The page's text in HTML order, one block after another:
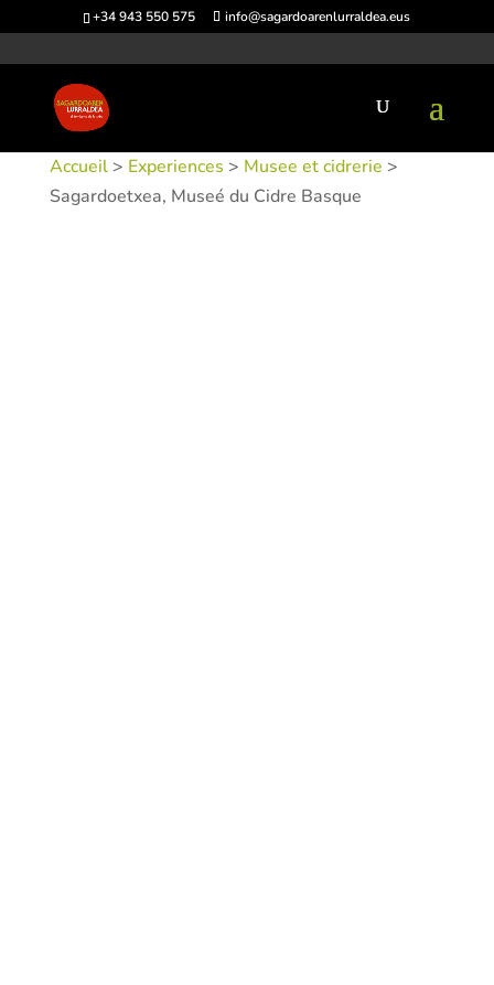
+34 943 550 575 info@sagardoarenlurraldea.eus
Accueil> Experiences > Musee et cidrerie >
Sagardoetxea, Museé du Cidre Basque